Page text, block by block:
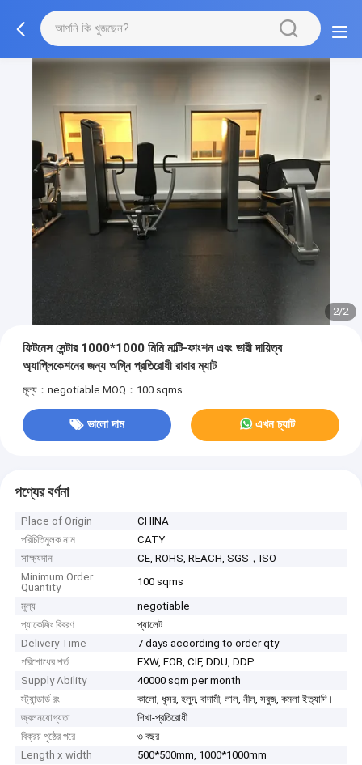
2/2
ফিটনেস সেন্টার 1000*1000 মিমি মাল্টি-ফাংশন এবং ভারী দায়িত্ব
অ্যাপ্লিকেশনের জন্য অগ্নি প্রতিরোধী রাবার ম্যাট
মূল্য：negotiable MOQ：100 sqms
ভালো দাম এখন চ্যাট
পণ্যের বর্ণনা
Place of Origin
CHINA
পরিচিতিমুলক নাম
CATY
সাক্ষ্যদান
CE, ROHS, REACH, SGS，ISO
Minimum Order
Quantity
100 sqms
মূল্য
negotiable
প্যাকেজিং বিবরণ
প্যালেট
Delivery Time
7 days according to order qty
পরিশোধের শর্ত
EXW, FOB, CIF, DDU, DDP
Supply Ability
40000 sqm per month
স্ট্যান্ডার্ড রং
কালো, ধূসর, হলুদ, বাদামী, লাল, নীল, সবুজ, কমলা ইত্যাদি।
জ্বলনযোগ্যতা
শিখা-প্রতিরোধী
বিক্রয় পৃষ্ঠের পরে
৩ বছর
Length x width
500*500mm, 1000*1000mm